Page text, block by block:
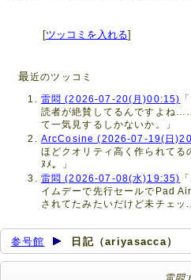
[ツッコミを入れる]
最近のツッコミ
雷悶 (2026-07-20(月)00:15)
読者が絶賛してるんですよね
て一気見するしかないか。」
ArcCosine (2026-07-19(日
ほどクオリティ高く作られてる
ﾇﾒ。」
雷悶 (2026-07-08(水)19:35)
イムデーで先行セールでPad
されてたみたいだけど未チェッ..
参号館 日記（ariyasacca）
雷悶